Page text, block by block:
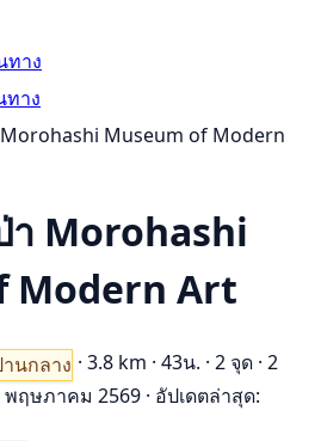
ทาง
ทาง
Morohashi Museum of Modern
า Morohashi
Modern Art
นกลาง · 3.8 km · 43น. · 2 จุด · 2
พฤษภาคม 2569 · อัปเดตล่าสุด: